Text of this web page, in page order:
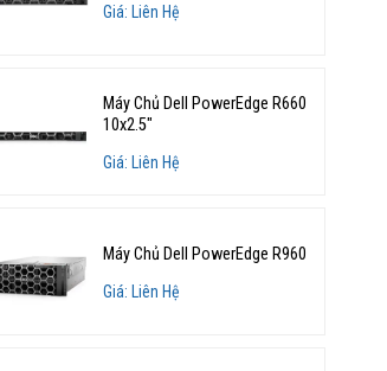
Giá: Liên Hệ
Máy Chủ Dell PowerEdge R660
10x2.5"
Giá: Liên Hệ
Máy Chủ Dell PowerEdge R960
Giá: Liên Hệ